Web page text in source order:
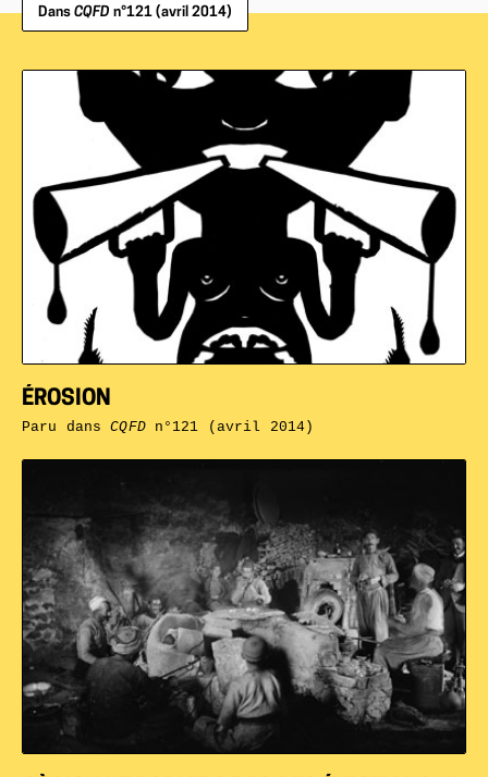
Dans CQFD n°121 (avril 2014)
ÉROSION
Paru dansCQFDn°121 (avril 2014)